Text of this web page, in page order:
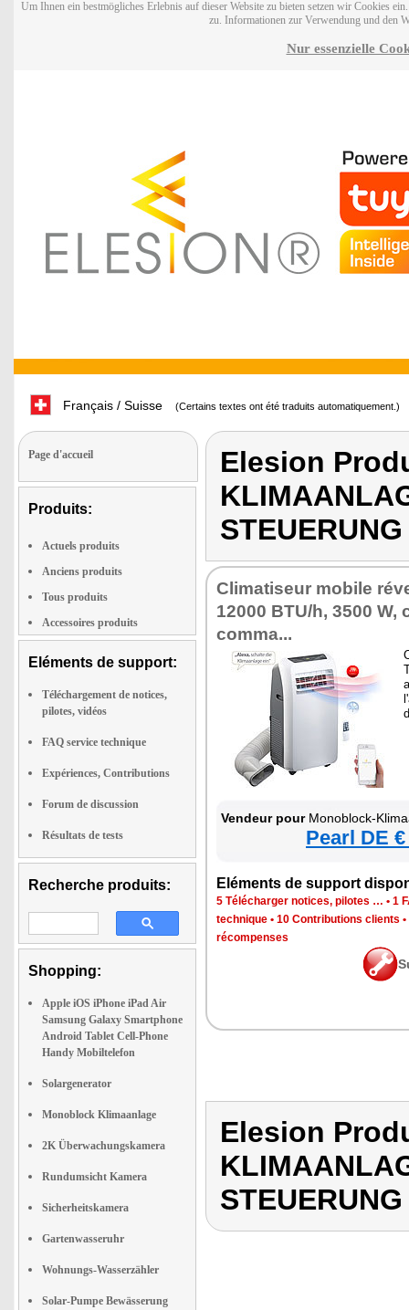
Um Ihnen ein bestmögliches Erlebnis auf dieser Website zu bieten setzen wir Cookies
zu. Informationen zur Verwendung und den
Nur essenzielle
Français / Suisse (Certains textes ont été traduits automatiquement.)
Page d'accueil
Produits:
Actuels produits
Anciens produits
Tous produits
Accessoires produits
Eléments de support:
Téléchargement de notices,
pilotes, vidéos
FAQ service technique
Expériences, Contributions
Forum de discussion
Résultats de tests
Recherche produits:
Shopping:
Apple iOS iPhone iPad Air
Samsung Galaxy Smartphone
Android Tablet Cell-Phone
Handy Mobiltelefon
Solargenerator
Monoblock Klimaanlage
2K Überwachungskamera
Rundumsicht Kamera
Sicherheitskamera
Gartenwasseruhr
Wohnungs-Wasserzähler
Solar-Pumpe Bewässerung
Elesion
STEUERUNG
Climatiseur mobile
12000 BTU/h, 3500 W,
comma...
Vendeur pourMonoblock-Klimaanlage mit
Pearl DE
Eléments de support
5 Télécharger notices, pilotes … • 1
technique • 10 Contributions clients •
récompenses
Elesion
STEUERUNG